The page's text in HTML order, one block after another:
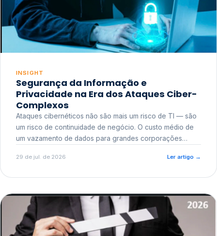
INSIGHT
Segurança da Informação e
Privacidade na Era dos Ataques Ciber-
Complexos
Ataques cibernéticos não são mais um risco de TI — são
um risco de continuidade de negócio. O custo médio de
um vazamento de dados para grandes corporações
reputacional e o risco regulatório junto a órgãos como a
29 de jul. de 2026 Ler artigo →